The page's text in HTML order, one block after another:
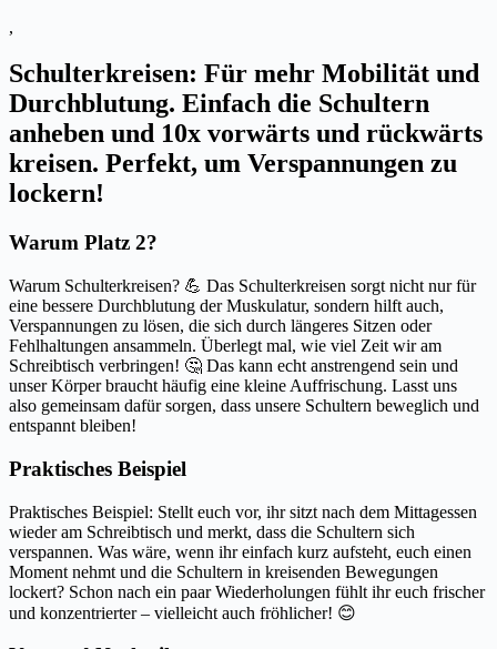
,
Schulterkreisen: Für mehr Mobilität und
Durchblutung. Einfach die Schultern
anheben und 10x vorwärts und rückwärts
kreisen. Perfekt, um Verspannungen zu
lockern!
Warum Platz 2?
Warum Schulterkreisen? 💪 Das Schulterkreisen sorgt nicht nur für
eine bessere Durchblutung der Muskulatur, sondern hilft auch,
Verspannungen zu lösen, die sich durch längeres Sitzen oder
Fehlhaltungen ansammeln. Überlegt mal, wie viel Zeit wir am
Schreibtisch verbringen! 🤔 Das kann echt anstrengend sein und
unser Körper braucht häufig eine kleine Auffrischung. Lasst uns
also gemeinsam dafür sorgen, dass unsere Schultern beweglich und
entspannt bleiben!
Praktisches Beispiel
Praktisches Beispiel: Stellt euch vor, ihr sitzt nach dem Mittagessen
wieder am Schreibtisch und merkt, dass die Schultern sich
verspannen. Was wäre, wenn ihr einfach kurz aufsteht, euch einen
Moment nehmt und die Schultern in kreisenden Bewegungen
lockert? Schon nach ein paar Wiederholungen fühlt ihr euch frischer
und konzentrierter – vielleicht auch fröhlicher! 😊